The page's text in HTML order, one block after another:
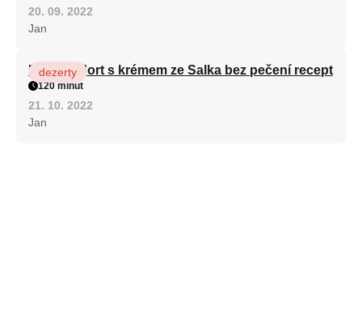
20. 09. 2022
Jan
Patrový dort s krémem ze Salka bez pečení recept
dezerty
120 minut
21. 10. 2022
Jan